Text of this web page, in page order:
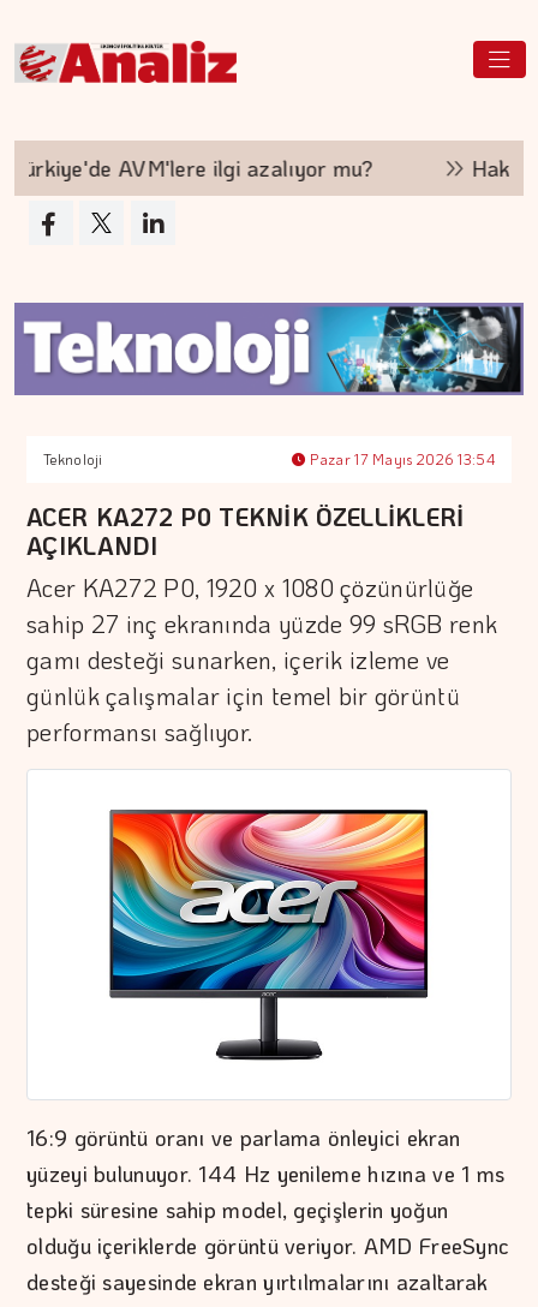
AVM'lere ilgi azalıyor mu? Hakan
Teknoloji Pazar 17 Mayıs 2026 13:54
ACER KA272 P0 TEKNİK ÖZELLİKLERİ
AÇIKLANDI
Acer KA272 P0, 1920 x 1080 çözünürlüğe
sahip 27 inç ekranında yüzde 99 sRGB renk
gamı desteği sunarken, içerik izleme ve
günlük çalışmalar için temel bir görüntü
performansı sağlıyor.
16:9 görüntü oranı ve parlama önleyici ekran
yüzeyi bulunuyor. 144 Hz yenileme hızına ve 1 ms
tepki süresine sahip model, geçişlerin yoğun
olduğu içeriklerde görüntü veriyor. AMD FreeSync
desteği sayesinde ekran yırtılmalarını azaltarak